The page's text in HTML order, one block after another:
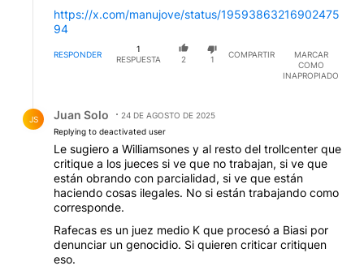
https://x.com/manujove/status/19593863216902475
94
RESPONDER
1
RESPUESTA
2 1
COMPARTIR
MARCAR
COMO
INAPROPIADO
JS Juan Solo
24 DE AGOSTO DE 2025
Replying to deactivated user
Le sugiero a Williamsones y al resto del trollcenter que
critique a los jueces si ve que no trabajan, si ve que
están obrando con parcialidad, si ve que están
haciendo cosas ilegales. No si están trabajando como
corresponde.
Rafecas es un juez medio K que procesó a Biasi por
denunciar un genocidio. Si quieren criticar critiquen
eso.